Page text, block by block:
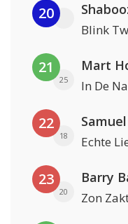
20
Blink
21
25
Mart
In De
22
18 Echte
23
20
Barry
Zon